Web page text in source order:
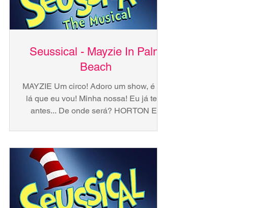
Seussical - Mayzie In Palm
Beach
MAYZIE Um circo! Adoro um show, é pra
lá que eu vou! Minha nossa! Eu já te vi
antes... De onde será? HORTON Ei,